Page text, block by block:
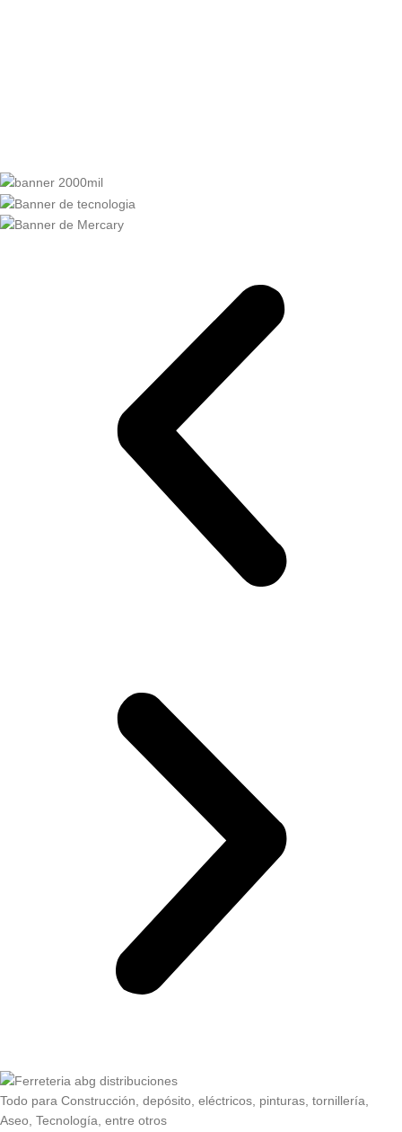
Todo para Construcción, depósito, eléctricos, pinturas, tornillería,
Aseo, Tecnología, entre otros